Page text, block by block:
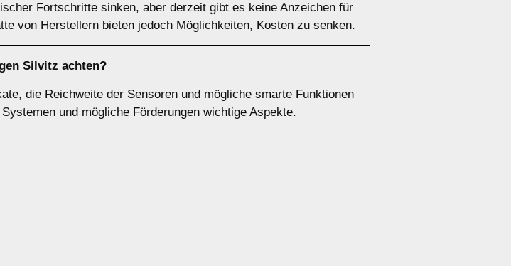
Fortschritte sinken, aber derzeit gibt es keine Anzeichen für
von Herstellern bieten jedoch Möglichkeiten, Kosten zu senken.
Silvitz achten?
die Reichweite der Sensoren und mögliche smarte Funktionen
und mögliche Förderungen wichtige Aspekte.